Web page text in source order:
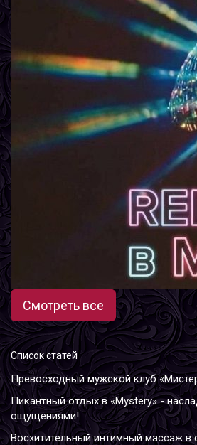
Смотреть все
Список статей
Превосходный мужской клуб
Пикантный отдых в «Mystery» -
ощущениями!
Восхитительный интимный массаж в